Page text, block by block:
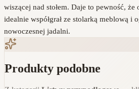
wiszącej nad stołem. Daje to pewność,
idealnie współgrał ze stolarką meblową i
nowoczesnej jadalni.
Produkty podobne